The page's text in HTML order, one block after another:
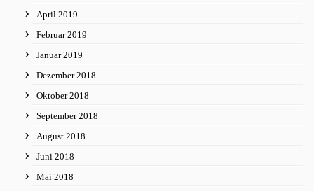
April 2019
Februar 2019
Januar 2019
Dezember 2018
Oktober 2018
September 2018
August 2018
Juni 2018
Mai 2018